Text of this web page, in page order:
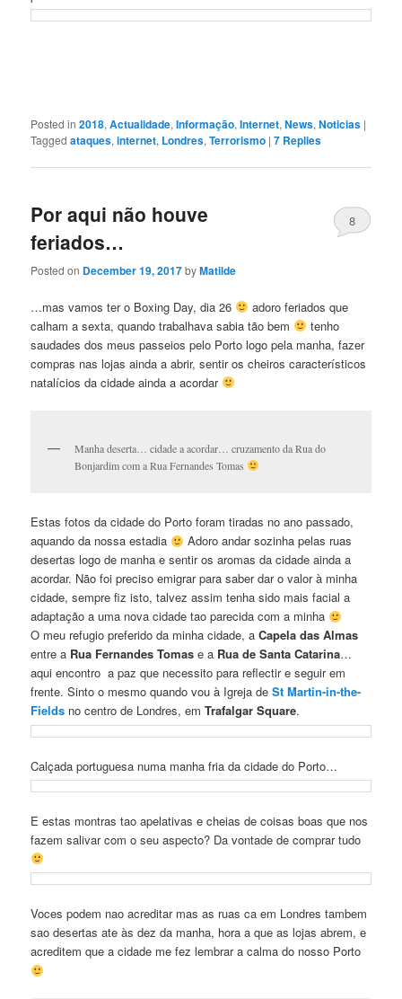
Posted in 2018,Actualidade,Informação,Internet,News,Noticias |
Tagged ataques,internet, Londres,Terrorismo |7 Replies
Por aqui não houve
feriados…
Posted on December 19, 2017byMatilde
8
…mas vamos ter o Boxing Day, dia 26
adoro feriados que
calham a sexta, quando trabalhava sabia tão bem
tenho
saudades dos meus passeios pelo Porto logo pela manha, fazer
compras nas lojas ainda a abrir, sentir os cheiros característicos
natalícios da cidade ainda a acordar
Manha deserta… cidade a acordar… cruzamento da Rua do
Bonjardim com a Rua Fernandes Tomas
Estas fotos da cidade do Porto foram tiradas no ano passado,
aquando da nossa estadia
Adoro andar sozinha pelas ruas
desertas logo de manha e sentir os aromas da cidade ainda a
acordar. Não foi preciso emigrar para saber dar o valor à minha
cidade, sempre fiz isto, talvez assim tenha sido mais facial a
adaptação a uma nova cidade tao parecida com a minha
O meu refugio preferido da minha cidade, aCapela das Almas
entre a Rua Fernandes Tomas e a Rua de Santa Catarina…
aqui encontro a paz que necessito para reflectir e seguir em
frente. Sinto o mesmo quando vou à Igreja deSt Martin-in-the-
Fields no centro de Londres, emTrafalgar Square.
Calçada portuguesa numa manha fria da cidade do Porto…
E estas montras tao apelativas e cheias de coisas boas que nos
fazem salivar com o seu aspecto? Da vontade de comprar tudo
Voces podem nao acreditar mas as ruas ca em Londres tambem
sao desertas ate às dez da manha, hora a que as lojas abrem, e
acreditem que a cidade me fez lembrar a calma do nosso Porto